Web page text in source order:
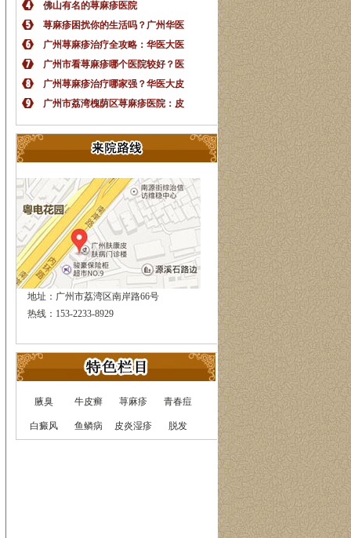
佛山有名的荨麻疹医院
荨麻疹困扰你的生活吗？广州华医
广州荨麻疹治疗全攻略：华医大医
广州市看荨麻疹哪个医院较好？医
广州荨麻疹治疗哪家强？华医大皮
广州市荔湾槐荫区荨麻疹医院：皮
地址：广州市荔湾区南岸路66号
热线：153-2233-8929
腋臭 牛皮癣 荨麻疹 青春痘
白癜风 鱼鳞病 皮炎湿疹 脱发